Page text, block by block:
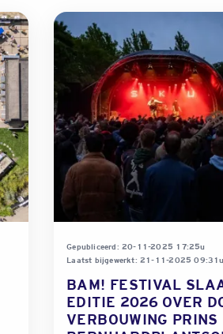
Gepubliceerd: 20-11-2025 17:25u
Laatst bijgewerkt: 21-11-2025 09:31u
BAM! FESTIVAL
EDITIE 2026 OVER
VERBOUWING PRINS